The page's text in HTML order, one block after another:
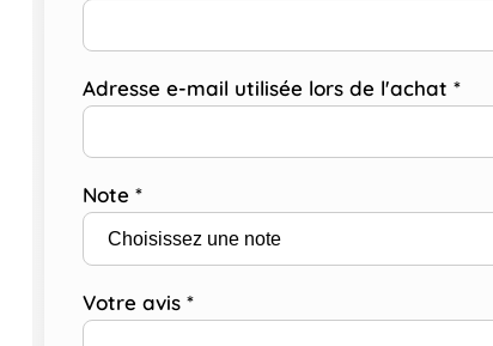
Adresse e-mail utilisée lors de l'achat *
Note *
Votre avis *